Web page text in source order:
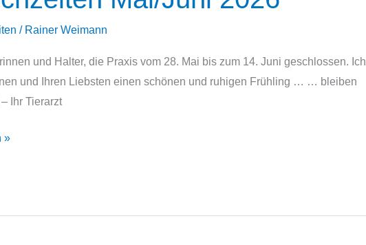
/ Rainer Weimann
und Halter, die Praxis vom 28. Mai bis zum 14. Juni geschlossen. Ich
und Ihren Liebsten einen schönen und ruhigen Frühling … … bleiben
Ihr Tierarzt
»